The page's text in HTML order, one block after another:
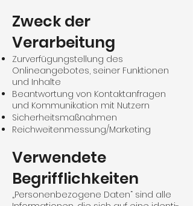
Zweck der
Verarbeitung
Zurverfügungstellung des
Onlineangebotes, seiner Funktionen
und Inhalte
Beantwortung von Kontaktanfragen
und Kommunikation mit Nutzern
Sicherheitsmaßnahmen
Reichweitenmessung/Marketing
Verwendete
Begrifflichkeiten
„Personenbezogene Daten“ sind alle